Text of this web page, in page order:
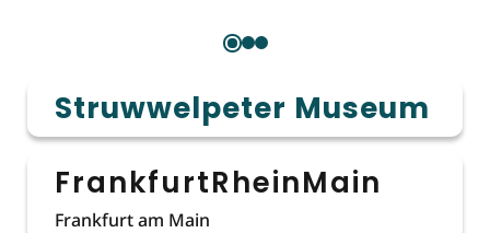
Struwwelpeter Museum
FrankfurtRheinMain
Frankfurt am Main